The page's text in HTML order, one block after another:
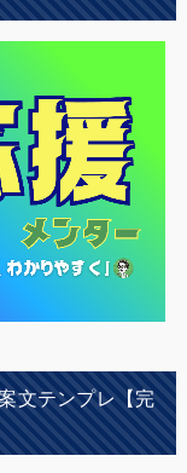
文テンプレ【完